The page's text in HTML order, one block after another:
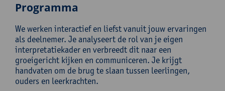
Programma
We werken interactief en liefst vanuit jouw ervaringen
als deelnemer. Je analyseert de rol van je eigen
interpretatiekader en verbreedt dit naar een
groeigericht kijken en communiceren. Je krijgt
handvaten om de brug te slaan tussen leerlingen,
ouders en leerkrachten.